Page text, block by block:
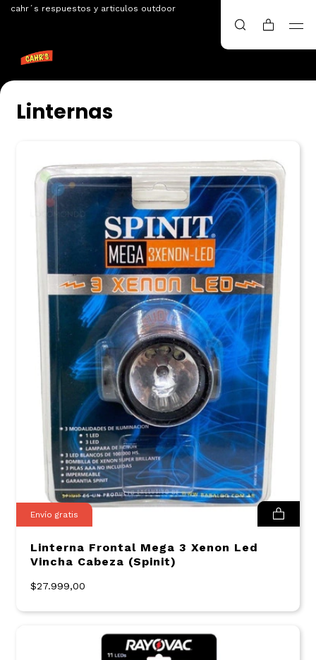
cahr´s respuestos y articulos outdoor
Linternas
Envío gratis
Linterna Frontal Mega 3 Xenon Led
Vincha Cabeza (Spinit)
$27.999,00